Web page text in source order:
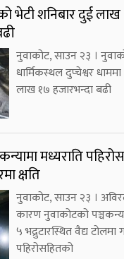
भेटी शनिबार दुई
नुवाकोट, साउन २३ ।
धार्मिकस्थल दुप्चेश्वर
लाख १७ हजारभन्दा बढी
मध्यराति
क्षति
नुवाकोट, साउन २३ ।
कारण नुवाकोटको
५ भद्रुटारस्थित वैद्य टोलमा
पहिरोसहितको